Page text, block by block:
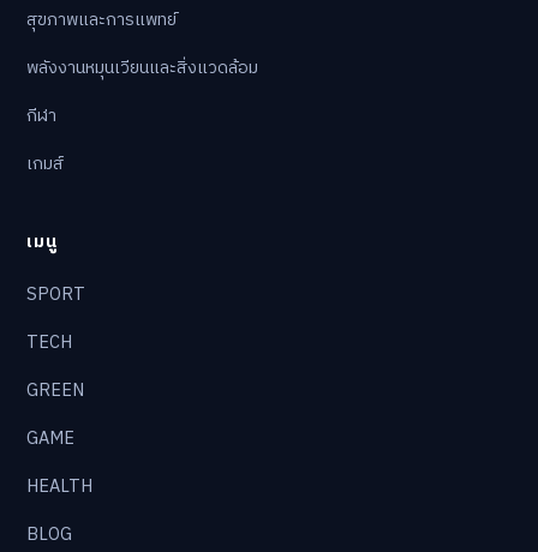
สุขภาพและการแพทย์
พลังงานหมุนเวียนและสิ่งแวดล้อม
กีฬา
เกมส์
เมนู
SPORT
TECH
GREEN
GAME
HEALTH
BLOG